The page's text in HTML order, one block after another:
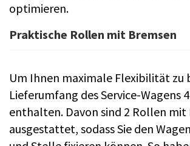
optimieren.
Praktische Rollen mit Bremsen
Um Ihnen maximale Flexibilität zu
Lieferumfang des Service-Wagens
enthalten. Davon sind 2 Rollen mit
ausgestattet, sodass Sie den